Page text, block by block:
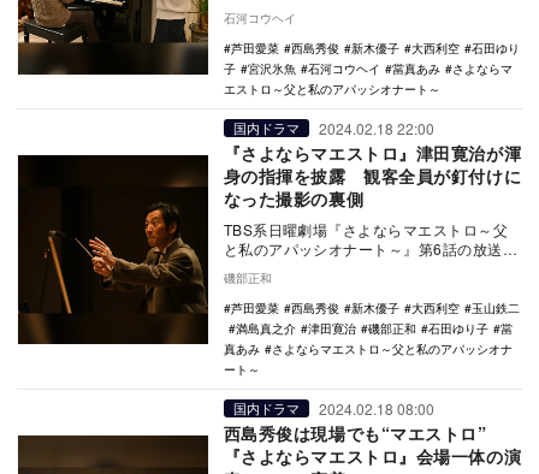
で開か…
石河コウヘイ
芦田愛菜
西島秀俊 新木優子 大西利空
石田ゆり
子
宮沢氷魚 石河コウヘイ 當真あみ
さよならマ
エストロ～父と私のアパッシオナート～
国内ドラマ 2024.02.18 22:00
『さよならマエストロ』津田寛治が渾
身の指揮を披露 観客全員が釘付けに
なった撮影の裏側
TBS系日曜劇場『さよならマエストロ～父
と私のアパッシオナート～』第6話の放送が
終えた。放送前に掲載した「西島秀俊は現
場でも“マ…
磯部正和
芦田愛菜
西島秀俊 新木優子 大西利空
玉山鉄二
満島真之介
津田寛治 磯部正和 石田ゆり子
當
真あみ
さよならマエストロ～父と私のアパッシオナ
ート～
国内ドラマ 2024.02.18 08:00
西島秀俊は現場でも“マエストロ”
『さよならマエストロ』会場一体の演